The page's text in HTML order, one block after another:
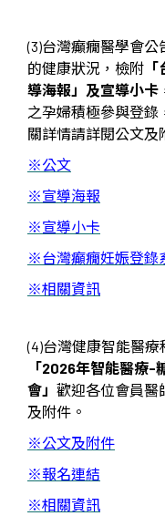
(3)台灣癲癇醫學會公
的健康狀況，檢附
導海報」及宣導小卡
之孕婦積極參與登錄
關詳情請詳閱公文及
※公文
※宣導海報
※宣導小卡
※台灣癲癇妊娠登錄
※相關資訊
(4)台灣健康智能醫
「2026年智能醫療-
會」 歡迎各位會員醫
及附件。
※公文及附件
※報名連結
※相關資訊